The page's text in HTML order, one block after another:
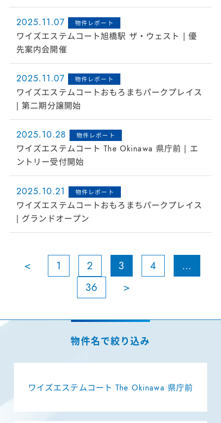
ワイズエステムコート The Okinawa 県庁前
2025.11.07 物件レポート
ワイズエステムコート旭橋駅 ザ・ウェスト | 優
先案内会開催
2025.11.07 物件レポート
ワイズエステムコートおもろまちパークプレイス
| 第二期分譲開始
2025.10.28 物件レポート
ワイズエステムコート The Okinawa 県庁前 | エ
ントリー受付開始
2025.10.21 物件レポート
ワイズエステムコートおもろまちパークプレイス
| グランドオープン
< 1 2 3 4
…
36
>